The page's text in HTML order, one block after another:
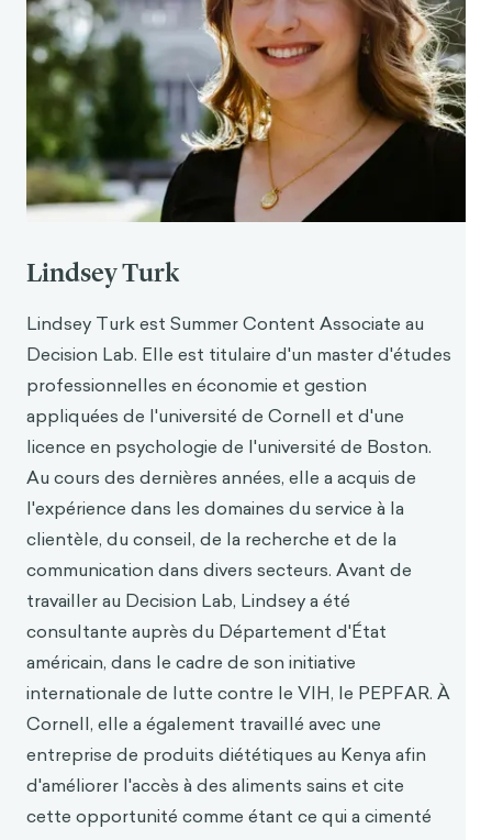
Gibson, K. et Cerullo, M. (2021, 13 mai).Gas
shortages worsen as fuel prices spike after
Colonial Pipeline ransomware attack
. CBS News.
https://www.cbsnews.com/news/gas-prices-
shortages-worsen-colonial-pipeline-
ransomware-attack/
Ranger, S. (2020, 26 juin). "Les quatre heures les
plus stressantes de ma carrière" : ce que l'on
informatique. ZDNet.
https://www.zdnet.com/article/it-is-stressful-it-
is-frightening-what-its-like-to-be-a-vi ctim-of-
hacking-and-ransomware/
Wiederhold, B. (2014). Le rôle de la psychologie
cybersécurité.
Cyberpsychology, Behavior and Soc ia l
Networking, 17, 131-132.
https://doi.org/10.1089/cyber.2014.1502
Rapport sur le coût d'une violation de données
en 2020. (2020). IBM Security.
Cheng, J. Y.-J. et Groysberg, B. (2017, 22 février).
Pourquoi les conseils d'administration ne font
pas face aux cybermenaces. Harvard Business
Review. https://hbr.org/2017/02/why-boards-
nt-dealing-with-cyberthreats
Evans, D. (2012, 21 juin). Your Judgment of Risk Is
Compromised ( Votre jugement du risqu
est
compromis). Harvard Business Review.
https://hbr.org/2012/06/recognize-the-limits-of-
judgme
Lindsey Turk
Lindsey Turk est Summer Content Associate au
Decision Lab. Elle est titulaire d'un master d'études
professionnelles en économie et gestion
appliquées de l'université de Cornell et d'une
licence en psychologie de l'université de Boston.
Au cours des dernières années, elle a acquis de
l'expérience dans les domaines du service à la
clientèle, du conseil, de la recherche et de la
communication dans divers secteurs. Avant de
travailler au Decision Lab, Lindsey a été
consultante auprès du Département d'État
américain, dans le cadre de son initiative
internationale de lutte contre le VIH, le PEPFAR. À
Cornell, elle a également travaillé avec une
entreprise de produits diététiques au Kenya afin
d'améliorer l'accès à des aliments sains et cite
cette opportunité comme étant ce qui a cimenté